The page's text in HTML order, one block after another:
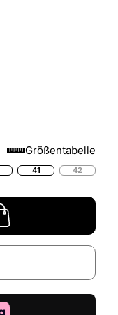
Größentabelle
41 42